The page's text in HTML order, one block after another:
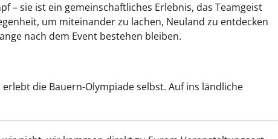
– sie ist ein gemeinschaftliches Erlebnis, das Teamgeist
um miteinander zu lachen, Neuland zu entdecken
nach dem Event bestehen bleiben.
die Bauern-Olympiade selbst. Auf ins ländliche